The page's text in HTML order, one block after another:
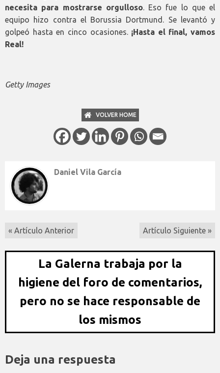
necesita para mostrarse orgulloso. Eso fue lo que el
equipo hizo contra el Borussia Dortmund. Se levantó y
golpeó hasta en cinco ocasiones.¡Hasta el final, vamos
Real!
Getty Images
VOLVER HOME
Daniel Vila García
« Artículo Anterior Artículo Siguiente »
La Galerna trabaja por la
higiene del foro de comentarios,
pero no se hace responsable de
los mismos
Deja una respuesta